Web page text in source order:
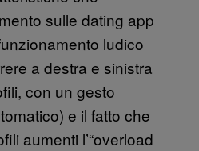
sulle dating app
ludico
a destra e sinistra
con un gesto
e il fatto che
aumenti l’“overload